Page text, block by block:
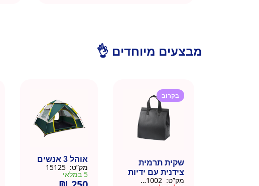
מבצעים מיוחדים 👌
בקרוב
שקית תרמית
צידנית עם ידיות
– 50 יח 26/26
מק”ט:
אוהל 3 אנשים
מק”ט:
5 במלאי